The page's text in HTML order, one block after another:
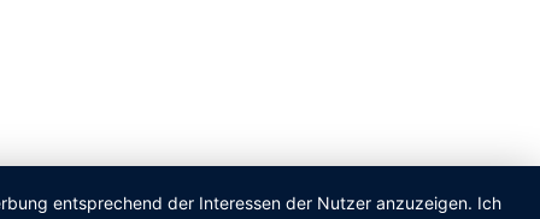
entsprechend der Interessen der Nutzer anzuzeigen. Ich